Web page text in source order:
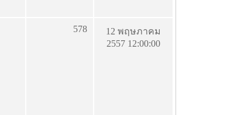
578
12 พฤษภาคม
2557 12:00:00